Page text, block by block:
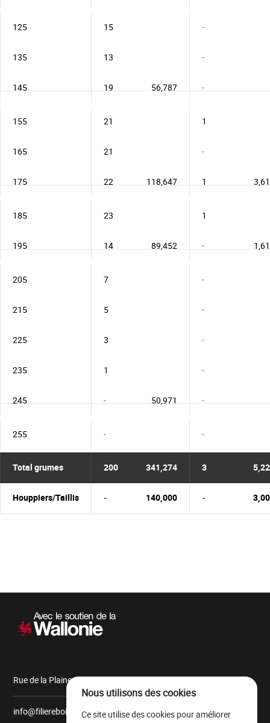
125 15 -
135 13 -
145 19 -
56,787
155 21 1
165 21 -
175 22 1
118,647
185 23 1
195 14 -
89,452
205 7 -
215 5 -
225 3 -
235 1 -
245 - -
50,971
255 - -
Total grumes 200 341,274 3
Houppiers/Taillis - 140,000 -
Navigation
Rue de la Plaine, 9 6900 Marche-en-Famenne
info@filiereboiswallonie.be
Nous utilisons des cookies
Ce site utilise des cookies pour améliorer